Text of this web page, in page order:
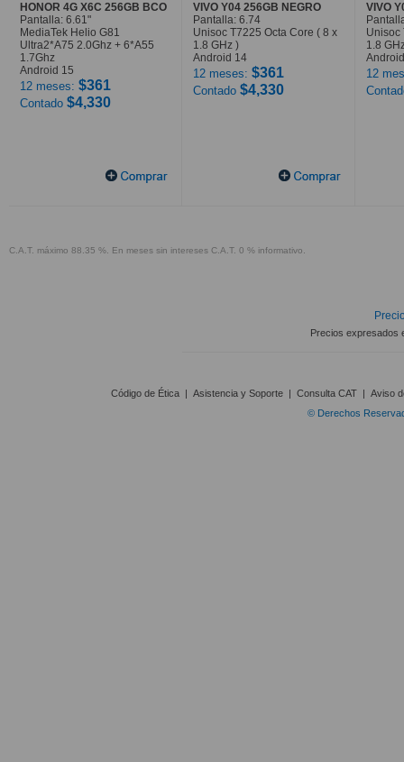
HONOR 4G X6C 256GB BCO
Pantalla: 6.61"
MediaTek Helio G81
Ultra2*A75 2.0Ghz + 6*A55
1.7Ghz
Android 15
12 meses: $361
Contado $4,330
VIVO Y04 256GB NEGRO
Pantalla: 6.74
Unisoc T7225 Octa Core ( 8 x
1.8 GHz )
Android 14
12 meses: $361
Contado $4,330
VIVO
Unisoc
1.8
12
C.A.T. máximo 88.35 %. En meses sin intereses C.A.T. 0 % informativo.
Precios expresados
Código de Ética | Asistencia y Soporte | Consulta CAT | Aviso
© Derechos